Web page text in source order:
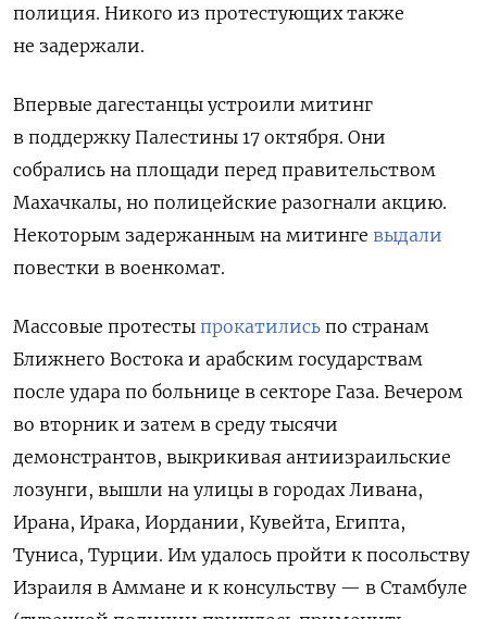
полиция. Никого из протестующих также
не задержали.
Впервые дагестанцы устроили митинг
в поддержку Палестины 17 октября. Они
собрались на площади перед правительством
Махачкалы, но полицейские разогнали акцию.
Некоторым задержанным на митинге выдали
повестки в военкомат.
Массовые протесты прокатились по странам
Ближнего Востока и арабским государствам
после удара по больнице в секторе Газа. Вечером
во вторник и затем в среду тысячи
демонстрантов, выкрикивая антиизраильские
лозунги, вышли на улицы в городах Ливана,
Ирана, Ирака, Иордании, Кувейта, Египта,
Туниса, Турции. Им удалось пройти к посольству
Израиля в Аммане и к консульству — в Стамбуле